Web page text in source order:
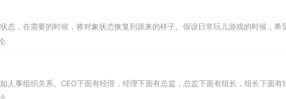
态，在需要的时候，将对象状态恢复到原来的样子。假设日常玩儿游戏的时候，
人事组织关系。CEO下面有经理，经理下面有总监，总监下面有组长，组长下面
等。